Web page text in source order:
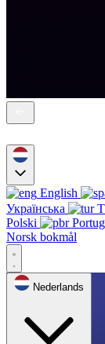
English
Українська
Polski
Norsk bokmål
Nederlands